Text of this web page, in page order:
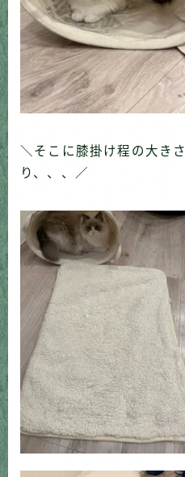
＼そこに膝掛け程の大き
り、、、／